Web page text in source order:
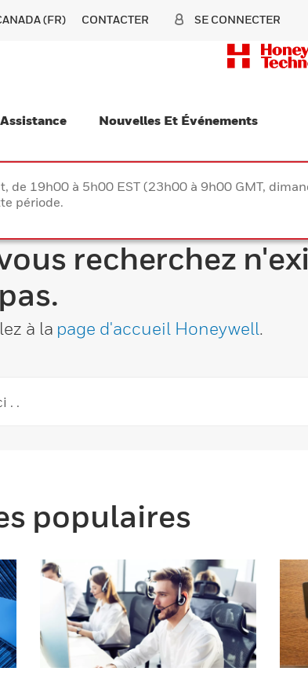
(FR) CONTACTER SE CONNECTER
Assistance Nouvelles Et Événements
19h00 à 5h00 EST (23h00 à 9h00 GMT,
période.
recherchez
pas.
à la page d'accueil Honeywell.
populaires